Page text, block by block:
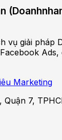
giải
Marketing
7,